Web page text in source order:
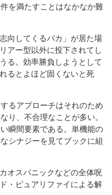
を満たすことはなかなか難
向してくるバカ」が居た場
アー型以外に投下されてし
る。効率勝負しようとして
るとよほど固くないと死
るアプローチはそれのため
り、不合理なことが多い。
瞬間要素である。単機能の
シナジーを見てブックに組
オスパニックなどの全体呪
・ピュアリファイによる解